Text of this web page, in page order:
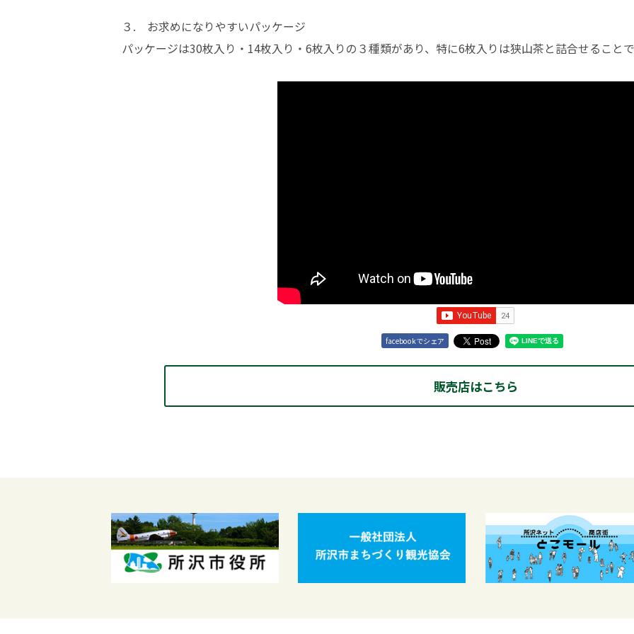
３. お求めになりやすいパッケージ
パッケージは30枚入り・14枚入り・6枚入りの３種類があり、特に6枚入りは狭山茶と詰合せること
facebookでシェア
販売店はこちら